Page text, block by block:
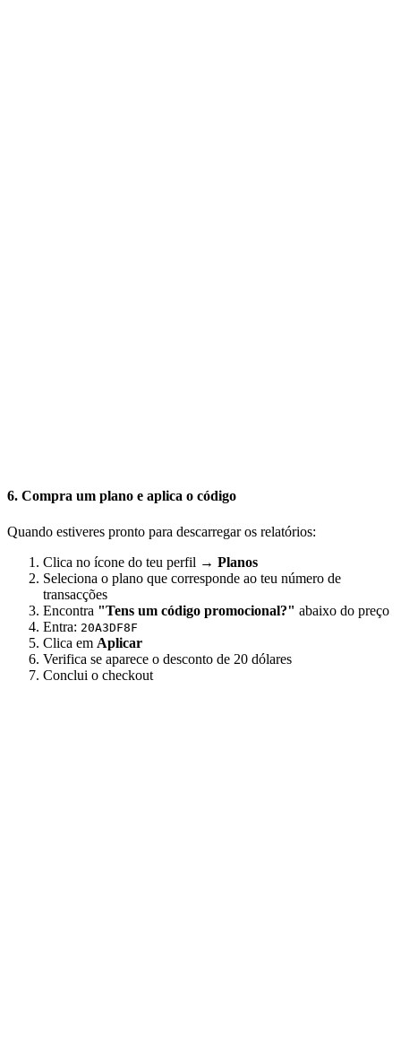
6. Compra um plano e aplica o código
Quando estiveres pronto para descarregar os relatórios:
Clica no ícone do teu perfil → Planos
Seleciona o plano que corresponde ao teu número de
transacções
Encontra "Tens um código promocional?" abaixo do preço
Entra: 20A3DF8F
Clica em Aplicar
Verifica se aparece o desconto de 20 dólares
Conclui o checkout